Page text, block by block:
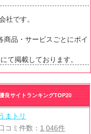
社です。
商品・サービスごとにポイ
て掲載しております。
良サイトランキングTOP20
まトリ
コミ件数： 1,046件